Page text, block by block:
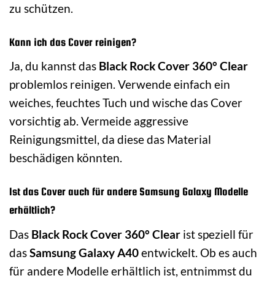
zu schützen.
Kann ich das Cover reinigen?
Ja, du kannst das Black Rock Cover 360° Clear
problemlos reinigen. Verwende einfach ein
weiches, feuchtes Tuch und wische das Cover
vorsichtig ab. Vermeide aggressive
Reinigungsmittel, da diese das Material
beschädigen könnten.
Ist das Cover auch für andere Samsung Galaxy Modelle
erhältlich?
Das Black Rock Cover 360° Clear ist speziell für
dasSamsung Galaxy A40entwickelt. Ob es auch
für andere Modelle erhältlich ist, entnimmst du